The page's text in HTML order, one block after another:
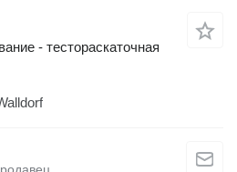
- тестораскаточная